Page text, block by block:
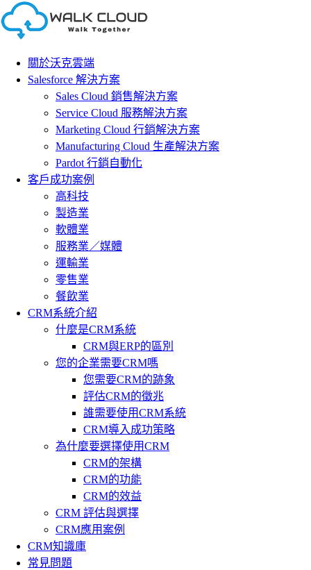
Skip
to
content
關於沃克雲端
Salesforce 解決方案
Sales Cloud 銷售解決方案
Service Cloud 服務解決方案
Marketing Cloud 行銷解決方案
Manufacturing Cloud 生產解決方案
Pardot 行銷自動化
客戶成功案例
高科技
製造業
軟體業
服務業／媒體
運輸業
零售業
餐飲業
CRM系統介紹
什麼是CRM系統
CRM與ERP的區別
您的企業需要CRM嗎
您需要CRM的跡象
評估CRM的徵兆
誰需要使用CRM系統
CRM導入成功策略
為什麼要選擇使用CRM
CRM的架構
CRM的功能
CRM的效益
CRM 評估與選擇
CRM應用案例
CRM知識庫
常見問題